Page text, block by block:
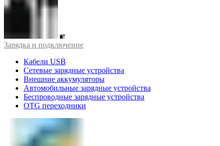
Зарядка и подключение
Кабели USB
Сетевые зарядные устройства
Внешние аккумуляторы
Автомобильные зарядные устройства
Беспроводные зарядные устройства
OTG переходники